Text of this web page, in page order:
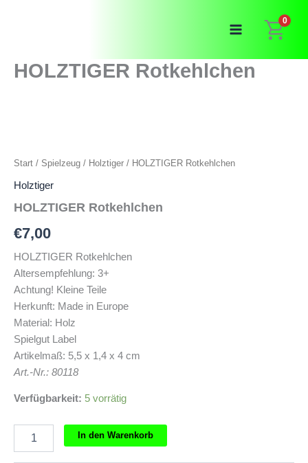
0
HOLZTIGER Rotkehlchen
Start / Spielzeug / Holztiger / HOLZTIGER Rotkehlchen
Holztiger
HOLZTIGER Rotkehlchen
€7,00
HOLZTIGER Rotkehlchen
Altersempfehlung: 3+
Achtung! Kleine Teile
Herkunft: Made in Europe
Material: Holz
Spielgut Label
Artikelmaß: 5,5 x 1,4 x 4 cm
Art.-Nr.: 80118
Verfügbarkeit: 5 vorrätig
Rotkehlchen
In den Warenkorb